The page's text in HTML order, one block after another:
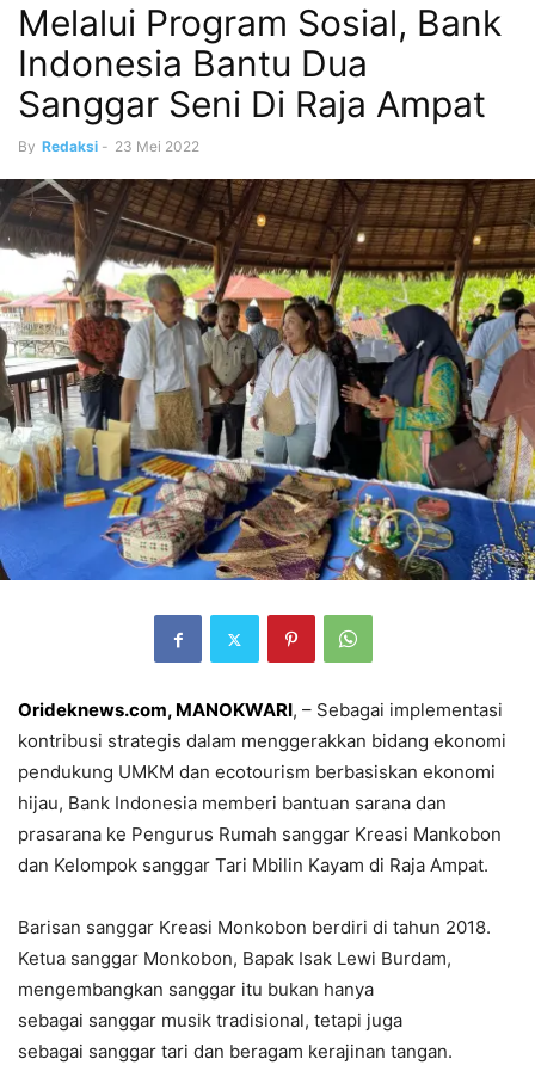
Melalui Program Sosial, Bank
Indonesia Bantu Dua
Sanggar Seni Di Raja Ampat
By Redaksi - 23 Mei 2022
Orideknews.com, MANOKWARI, – Sebagai implementasi
kontribusi strategis dalam menggerakkan bidang ekonomi
pendukung UMKM dan ecotourism berbasiskan ekonomi
hijau, Bank Indonesia memberi bantuan sarana dan
prasarana ke Pengurus Rumah sanggar Kreasi Mankobon
dan Kelompok sanggar Tari Mbilin Kayam di Raja Ampat.
Barisan sanggar Kreasi Monkobon berdiri di tahun 2018.
Ketua sanggar Monkobon, Bapak Isak Lewi Burdam,
mengembangkan sanggar itu bukan hanya
sebagai sanggar musik tradisional, tetapi juga
sebagai sanggar tari dan beragam kerajinan tangan.